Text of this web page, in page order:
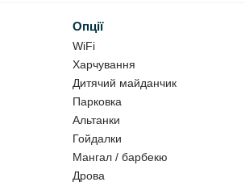
Заселення після 12:00.
Опції
WiFi
Харчування
Дитячий майданчик
Парковка
Альтанки
Гойдалки
Мангал / барбекю
Дрова